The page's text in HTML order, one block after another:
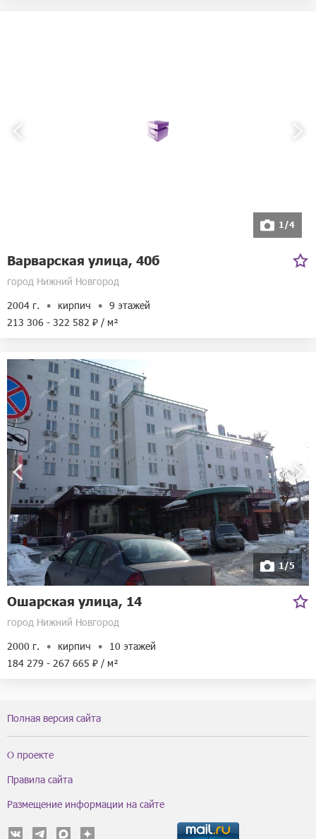
1/4
Варварская улица, 40б
город Нижний Новгород
2004 г.
кирпич
9 этажей
213 306 - 322 582 ₽ / м²
1/5
Ошарская улица, 14
город Нижний Новгород
2000 г.
кирпич
10 этажей
184 279 - 267 665 ₽ / м²
Полная версия сайта
О проекте
Правила сайта
Размещение информации на сайте